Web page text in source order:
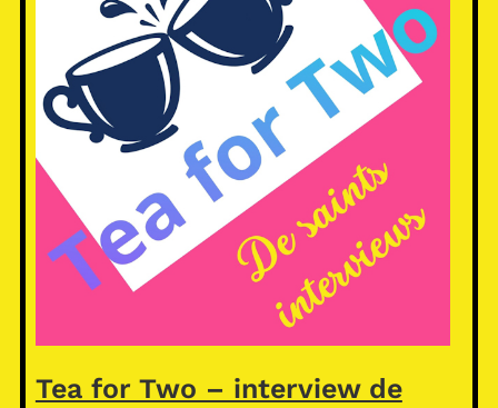
Tea for Two – interview de